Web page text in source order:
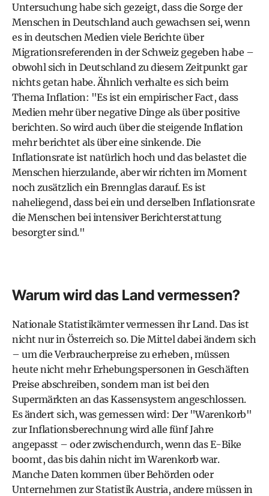
Untersuchung habe sich gezeigt, dass die Sorge der
Menschen in Deutschland auch gewachsen sei, wenn
es in deutschen Medien viele Berichte über
Migrationsreferenden in der Schweiz gegeben habe –
obwohl sich in Deutschland zu diesem Zeitpunkt gar
nichts getan habe. Ähnlich verhalte es sich beim
Thema Inflation: "Es ist ein empirischer Fact, dass
Medien mehr über negative Dinge als über positive
berichten. So wird auch über die steigende Inflation
mehr berichtet als über eine sinkende. Die
Inflationsrate ist natürlich hoch und das belastet die
Menschen hierzulande, aber wir richten im Moment
noch zusätzlich ein Brennglas darauf. Es ist
naheliegend, dass bei ein und derselben Inflationsrate
die Menschen bei intensiver Berichterstattung
besorgter sind."
Warum wird das Land vermessen?
Nationale Statistikämter vermessen ihr Land. Das ist
nicht nur in Österreich so. Die Mittel dabei ändern sich
– um die Verbraucherpreise zu erheben, müssen
heute nicht mehr Erhebungspersonen in Geschäften
Preise abschreiben, sondern man ist bei den
Supermärkten an das Kassensystem angeschlossen.
Es ändert sich, was gemessen wird: Der "Warenkorb"
zur Inflationsberechnung wird alle fünf Jahre
angepasst – oder zwischendurch, wenn dasE-Bike
boomt, das bis dahin nicht im Warenkorb war.
Manche Daten kommen über Behörden oder
Unternehmen zur Statistik Austria, andere müssen in